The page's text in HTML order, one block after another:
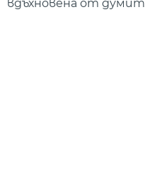
вдъхновена от